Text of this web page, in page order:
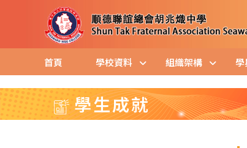
首頁 學校資料 組織架構 學
學生成就